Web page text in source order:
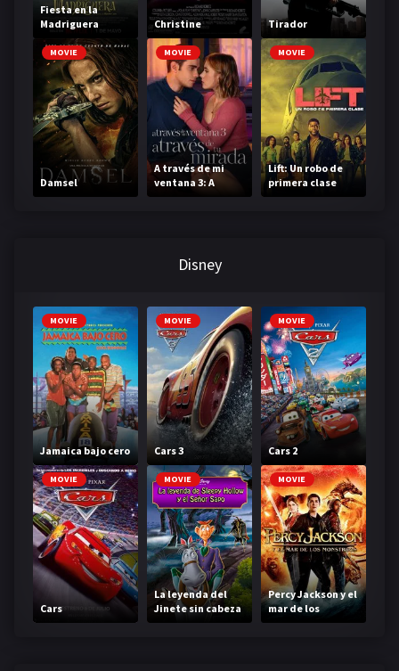
Fiesta en la
Madriguera
Christine Tirador
MOVIE
Damsel
MOVIE
A través de mi
ventana 3: A
través de tu
MOVIE
Lift: Un robo de
primera clase
Disney
MOVIE
Jamaica bajo cero
MOVIE
Cars 3
MOVIE
Cars 2
MOVIE
Cars
MOVIE
La leyenda del
Jinete sin cabeza
MOVIE
Percy Jackson y el
mar de los
monstruos